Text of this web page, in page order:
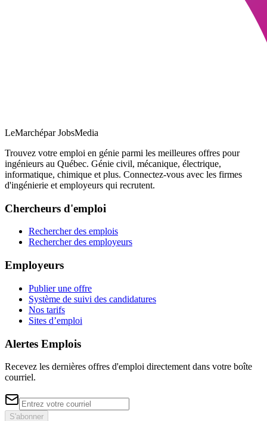
LeMarchépar JobsMedia
Trouvez votre emploi en génie parmi les meilleures offres pour
ingénieurs au Québec. Génie civil, mécanique, électrique,
informatique, chimique et plus. Connectez-vous avec les firmes
d'ingénierie et employeurs qui recrutent.
Chercheurs d'emploi
Rechercher des emplois
Rechercher des employeurs
Employeurs
Publier une offre
Système de suivi des candidatures
Nos tarifs
Sites d’emploi
Alertes Emplois
Recevez les dernières offres d'emploi directement dans votre boîte
courriel.
S'abonner